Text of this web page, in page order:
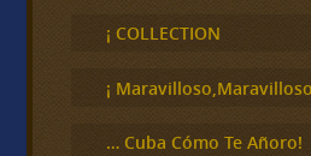
c
a
¡ COLLECTION
¡
… Cuba Cómo Te Añoro!